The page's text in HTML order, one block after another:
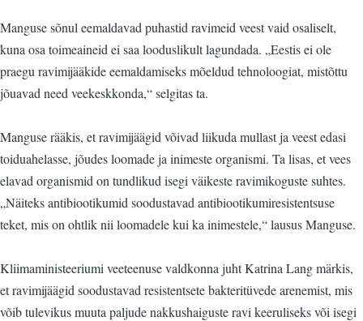
Manguse sõnul eemaldavad puhastid ravimeid veest vaid osaliselt,
kuna osa toimeaineid ei saa looduslikult lagundada. „Eestis ei ole
praegu ravimijääkide eemaldamiseks mõeldud tehnoloogiat, mistõttu
jõuavad need veekeskkonda,“ selgitas ta.
Manguse rääkis, et ravimijäägid võivad liikuda mullast ja veest edasi
toiduahelasse, jõudes loomade ja inimeste organismi. Ta lisas, et vees
elavad organismid on tundlikud isegi väikeste ravimikoguste suhtes.
„Näiteks antibiootikumid soodustavad antibiootikumiresistentsuse
teket, mis on ohtlik nii loomadele kui ka inimestele,“ lausus Manguse.
Kliimaministeeriumi veeteenuse valdkonna juht Katrina Lang märkis,
et ravimijäägid soodustavad resistentsete bakteritüvede arenemist, mis
võib tulevikus muuta paljude nakkushaiguste ravi keeruliseks või isegi